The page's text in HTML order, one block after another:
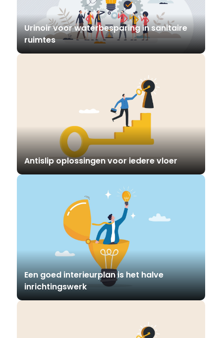
Urinoir voor waterbesparing in sanitaire
ruimtes
Antislip oplossingen voor iedere vloer
Een goed interieurplan is het halve
inrichtingswerk